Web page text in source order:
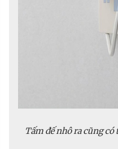
Tấm đế nhô ra cũng